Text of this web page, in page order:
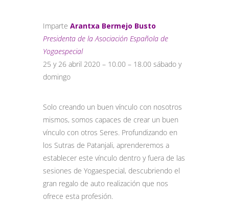
Imparte Arantxa Bermejo Busto
Presidenta de la Asociación Española de
Yogaespecial
25 y 26 abril 2020 – 10.00 – 18.00 sábado y
domingo
Solo creando un buen vínculo con nosotros
mismos, somos capaces de crear un buen
vínculo con otros Seres. Profundizando en
los Sutras de Patanjali, aprenderemos a
establecer este vínculo dentro y fuera de las
sesiones de Yogaespecial, descubriendo el
gran regalo de auto realización que nos
ofrece esta profesión.